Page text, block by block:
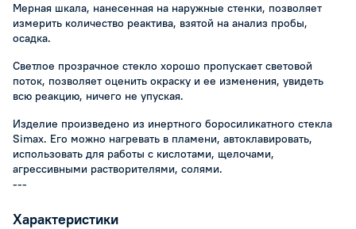
Мерная шкала, нанесенная на наружные стенки, позволяет
измерить количество реактива, взятой на анализ пробы,
осадка.
Светлое прозрачное стекло хорошо пропускает световой
поток, позволяет оценить окраску и ее изменения, увидеть
всю реакцию, ничего не упуская.
Изделие произведено из инертного боросиликатного стекла
Simax. Его можно нагревать в пламени, автоклавировать,
использовать для работы с кислотами, щелочами,
агрессивными растворителями, солями.
---
Характеристики